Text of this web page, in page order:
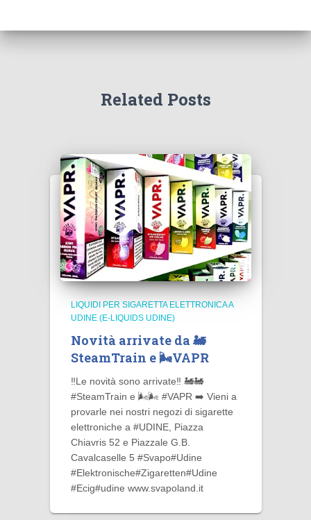
Related Posts
LIQUIDI PER SIGARETTA ELETTRONICA A
UDINE (E-LIQUIDS UDINE)
Novità arrivate da 🚂
SteamTrain e 🌬️VAPR
‼️Le novità sono arrivate‼️ 🚂🚂
#SteamTrain e 🌬️🌬️ #VAPR ➡️ Vieni a
provarle nei nostri negozi di sigarette
elettroniche a #UDINE, Piazza
Chiavris 52 e Piazzale G.B.
Cavalcaselle 5 #Svapo#Udine
#Elektronische#Zigaretten#Udine
#Ecig#udine www.svapoland.it